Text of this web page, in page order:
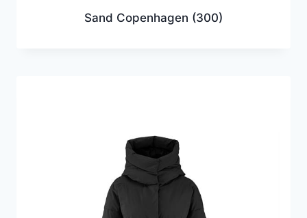
Sand Copenhagen (300)